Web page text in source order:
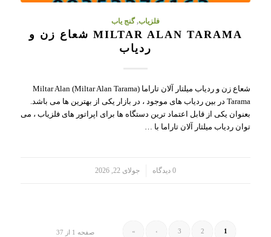
فلزیاب,گنج یاب
MILTAR ALAN TARAMA شعاع زن و
ردیاب
شعاع زن و ردیاب میلتار آلان تاراما (Miltar Alan Tarama) Miltar Alan
Tarama در بین ردیاب های موجود ، در بازار یکی از بهترین ها می باشد.
بعنوان یکی از قابل اعتماد ترین دستگاه ها برای اپراتور های فلزیاب ، می
توان ردیاب میلتار آلان تاراما با …
0 دیدگاه جولای 22, 2026
صفحه 1 از 37 1
2
3
›
»